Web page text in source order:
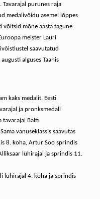
Tavarajal purunes raja
medalivõidu asemel lõppes
võitsid mõne aasta tagune
meister Lauri
saavutatud
alguses Taanis
kaks medalit. Eesti
ja pronksmedali
tavarajal Balti
vanuseklassis saavutas
8. koha, Artur Soo sprindis
lühirajal ja sprindis 11.
lühirajal 4. koha ja sprindis